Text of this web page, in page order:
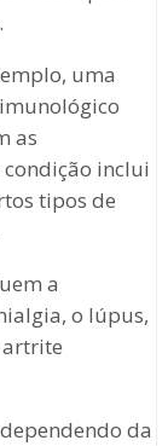
uma
as
inclui
tipos de
a
o lúpus,
artrite
da